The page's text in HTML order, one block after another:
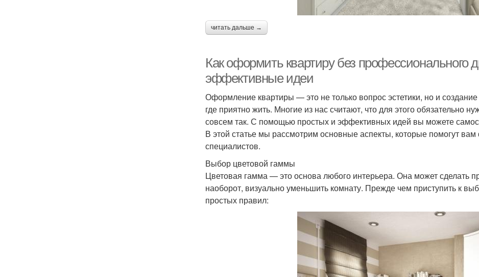
читать дальше →
Как оформить квартиру без профессионального
эффективные идеи
Оформление квартиры — это не только вопрос эстетики, но и
где приятно жить. Многие из нас считают, что для этого обязательно
совсем так. С помощью простых и эффективных идей вы можете
В этой статье мы рассмотрим основные аспекты, которые помогут
специалистов.
Выбор цветовой гаммы
Цветовая гамма — это основа любого интерьера. Она может сделать
наоборот, визуально уменьшить комнату. Прежде чем приступить к
простых правил: